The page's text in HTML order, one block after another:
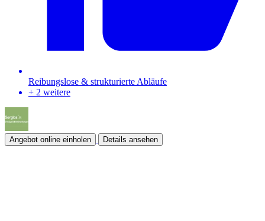
Reibungslose & strukturierte Abläufe
+ 2 weitere
Angebot online einholen Details ansehen